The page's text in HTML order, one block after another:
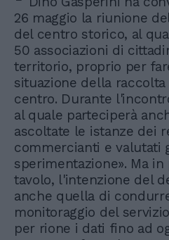
26 maggio la riunione
del centro storico, al
50 associazioni di
territorio, proprio per
situazione della
centro. Durante
al quale parteciperà
ascoltate le istanze dei
commercianti e valutati
sperimentazione». Ma
tavolo, l'intenzione del
anche quella di
monitoraggio del
per rione i dati fino ad